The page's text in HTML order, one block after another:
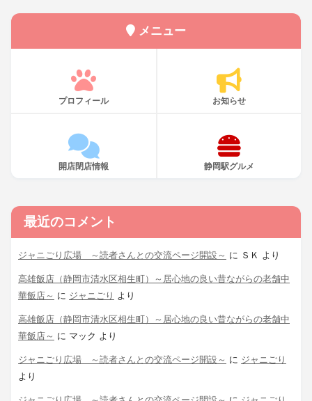
メニュー
プロフィール お知らせ
開店閉店情報 静岡駅グルメ
最近のコメント
ジャニごり広場 ～読者さんとの交流ページ開設～ に ＳＫ より
高雄飯店（静岡市清水区相生町）～居心地の良い昔ながらの老舗中
華飯店～ に ジャニごり より
高雄飯店（静岡市清水区相生町）～居心地の良い昔ながらの老舗中
華飯店～ に マック より
ジャニごり広場 ～読者さんとの交流ページ開設～ に ジャニごり
より